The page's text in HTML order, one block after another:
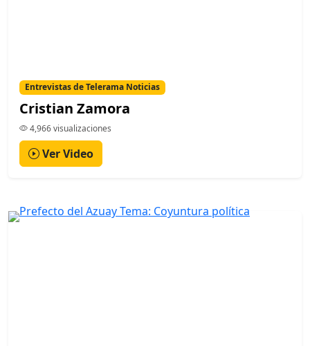
Entrevistas de Telerama Noticias
Cristian Zamora
4,966 visualizaciones
Ver Video